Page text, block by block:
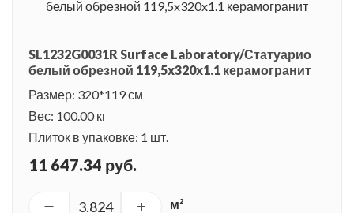
SL1232G0031R Surface Laboratory/Статуарио
белый обрезной 119,5x320x1.1 керамогранит
Размер: 320*119 см
Вес: 100.00 кг
Плиток в упаковке: 1 шт.
11 647.34 руб.
м²